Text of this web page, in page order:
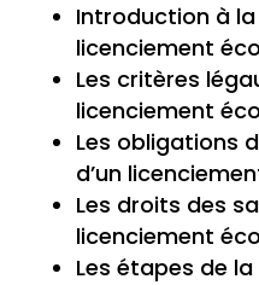
Introduction à
licenciement
Les critères
licenciement
Les obligations
d’un
Les droits des
licenciement
Les étapes de